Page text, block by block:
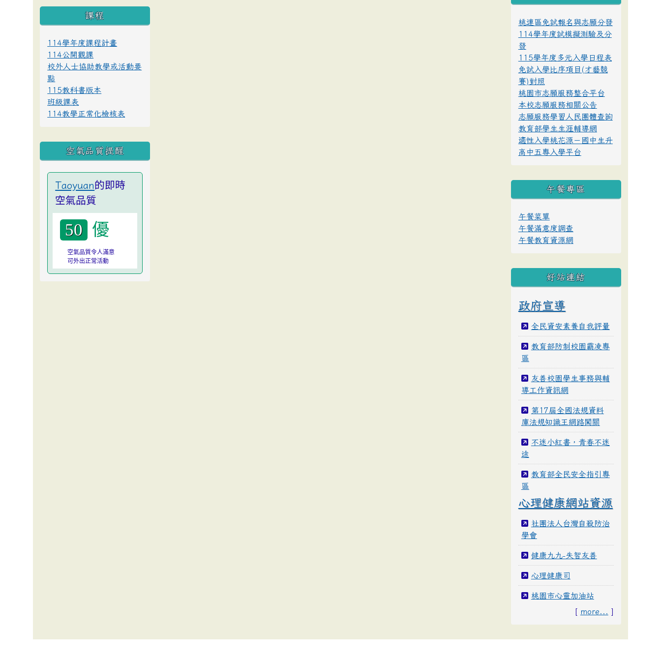
課程
114學年度課程計畫
114公開觀課
校外人士協助教學或活動要
點
115教科書版本
班級課表
114教學正常化檢核表
空氣品質提醒
Taoyuan的即時
空氣品質
50 優
空氣品質令人滿意
可外出正常活動
桃連區免試報名與志願分發
114學年度試模擬測驗及分
發
115學年度多元入學日程表
免試入學比序項目(才藝競
賽)對照
桃園市志願服務整合平台
本校志願服務相關公告
志願服務學習人民團體查詢
教育部學生生涯輔導網
適性入學桃花源－國中生升
高中五專入學平台
午餐專區
午餐菜單
午餐滿意度調查
午餐教育資源網
好站連結
政府宣導
全民資安素養自我評量
教育部防制校園霸凌專
區
友善校園學生事務與輔
導工作資訊網
第17屆全國法規資料
庫法規知識王網路闖關
不迷小紅書，青春不迷
途
教育部全民安全指引專
區
心理健康網站資源
社團法人台灣自殺防治
學會
健康九九-失智友善
心理健康司
桃園市心靈加油站
[ more... ]